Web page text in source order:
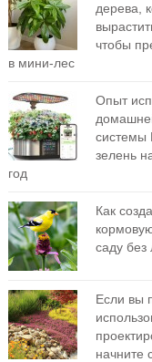
дерева,
чтобы
в мини-лес
Опыт
системы
зелень
год
Как
саду без
Если вы
начните